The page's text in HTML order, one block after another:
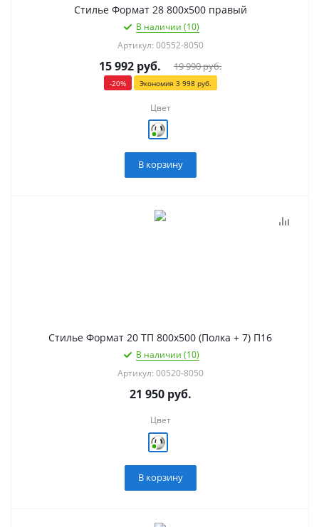
Стилье Формат 28 800х500 правый
В наличии (10)
Артикул: 00552-8050
15 992 руб. 19 990руб.
-20% Экономия 3 998руб.
Цвет
В корзину
Стилье Формат 20 ТП 800х500 (Полка + 7) П16
В наличии (10)
Артикул: 00520-8050
21 950руб.
Цвет
В корзину